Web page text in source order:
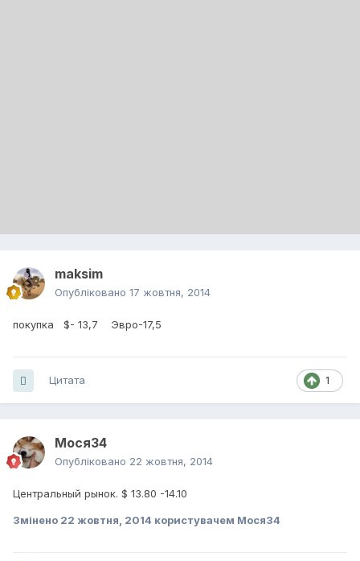
maksim
Опубліковано 17 жовтня, 2014
покупка $- 13,7 Эвро-17,5
1
Цитата
Мося34
Опубліковано 22 жовтня, 2014
Центральный рынок. $ 13.80 -14.10
Змінено 22 жовтня, 2014 користувачем Мося34